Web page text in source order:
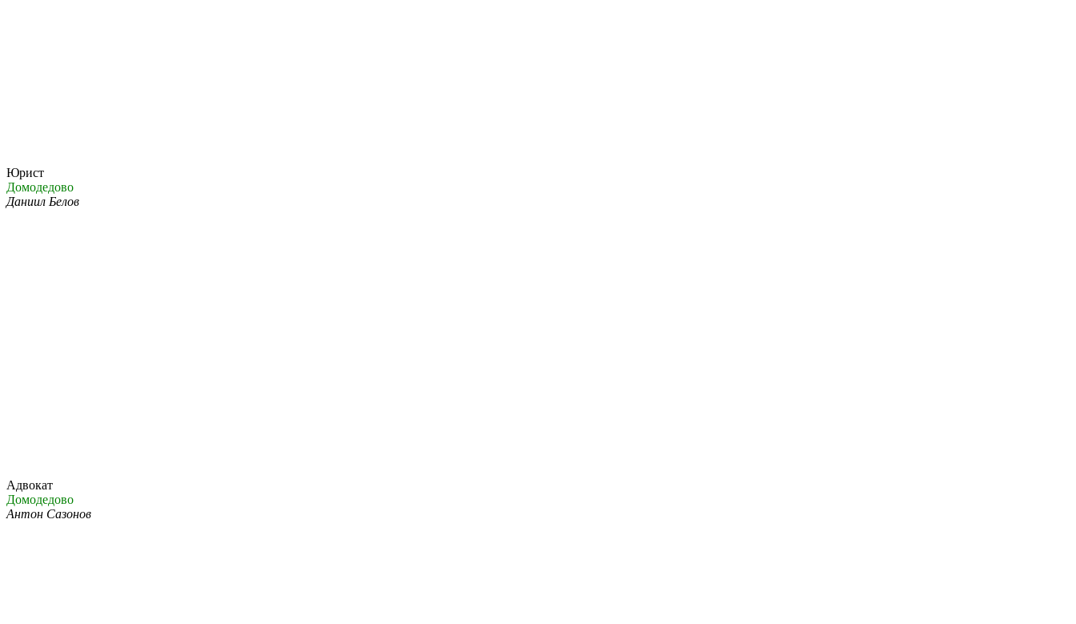
Юрист
Домодедово
Даниил Белов
Адвокат
Домодедово
Антон Сазонов